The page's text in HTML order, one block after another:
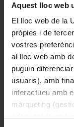
Aquest lloc web
El lloc web de la
pròpies i de
vostres
al lloc web amb
puguin
usuaris), amb
interactueu amb
màrqueting
Coneix la
Organització i
Sistema de
Activitat de la
Acte de